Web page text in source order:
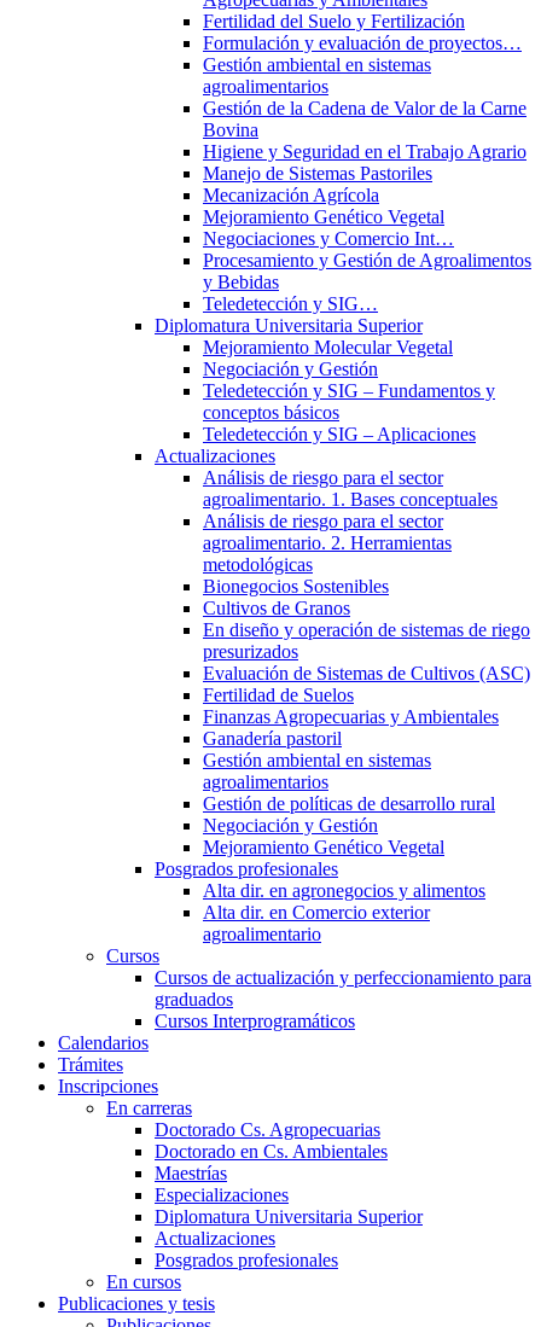
Fertilidad del Suelo y Fertilización
Formulación y evaluación de proyectos…
Gestión ambiental en sistemas
agroalimentarios
Gestión de la Cadena de Valor de la Carne
Bovina
Higiene y Seguridad en el Trabajo Agrario
Manejo de Sistemas Pastoriles
Mecanización Agrícola
Mejoramiento Genético Vegetal
Negociaciones y Comercio Int…
Procesamiento y Gestión de Agroalimentos
y Bebidas
Teledetección y SIG…
Diplomatura Universitaria Superior
Mejoramiento Molecular Vegetal
Negociación y Gestión
Teledetección y SIG – Fundamentos y
conceptos básicos
Teledetección y SIG – Aplicaciones
Actualizaciones
Análisis de riesgo para el sector
agroalimentario. 1. Bases conceptuales
Análisis de riesgo para el sector
agroalimentario. 2. Herramientas
metodológicas
Bionegocios Sostenibles
Cultivos de Granos
En diseño y operación de sistemas de riego
presurizados
Evaluación de Sistemas de Cultivos (ASC)
Fertilidad de Suelos
Finanzas Agropecuarias y Ambientales
Ganadería pastoril
Gestión ambiental en sistemas
agroalimentarios
Gestión de políticas de desarrollo rural
Negociación y Gestión
Mejoramiento Genético Vegetal
Posgrados profesionales
Alta dir. en agronegocios y alimentos
Alta dir. en Comercio exterior
agroalimentario
Cursos
Cursos de actualización y perfeccionamiento para
graduados
Cursos Interprogramáticos
Calendarios
Trámites
Inscripciones
En carreras
Doctorado Cs. Agropecuarias
Doctorado en Cs. Ambientales
Maestrías
Especializaciones
Diplomatura Universitaria Superior
Actualizaciones
Posgrados profesionales
En cursos
Publicaciones y tesis